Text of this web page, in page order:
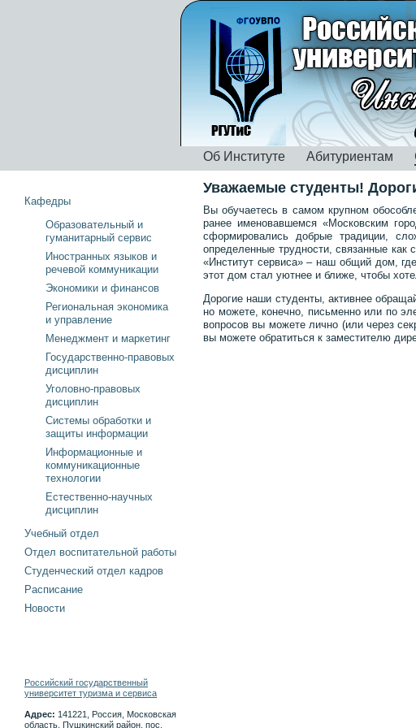
Об Институте Абитуриентам
Уважаемые студенты!
Вы обучаетесь в самом крупном
ранее именовавшемся «Московским
сформировались добрые традиции,
определенные трудности, связанные как
«Институт сервиса» – наш общий дом,
этот дом стал уютнее и ближе, чтобы
Дорогие наши студенты, активнее
но можете, конечно, письменно или по
вопросов вы можете лично (или через
вы можете обратиться к заместителю
Кафедры
Образовательный и
гуманитарный сервис
Иностранных языков и
речевой коммуникации
Экономики и финансов
Региональная экономика
и управление
Менеджмент и маркетинг
Государственно-правовых
дисциплин
Уголовно-правовых
дисциплин
Системы обработки и
защиты информации
Информационные и
коммуникационные
технологии
Естественно-научных
дисциплин
Учебный отдел
Отдел воспитательной работы
Студенческий отдел кадров
Расписание
Новости
Российский государственный
университет туризма и сервиса
Адрес: 141221, Россия, Московская
область, Пушкинский район, пос.